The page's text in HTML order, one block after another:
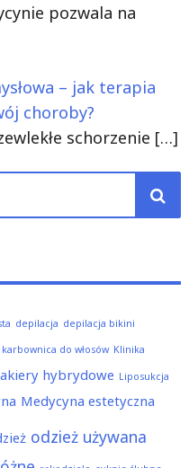
pozwala na
– jak terapia
choroby?
schorzenie […]
depilacja depilacja bikini
karbownica do włosów Klinika
hybrydowe Liposukcja
Medycyna estetyczna
odzież używana